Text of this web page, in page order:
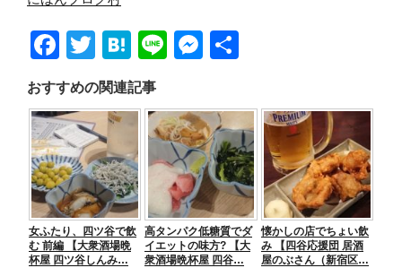
F
a
c
e
b
o
o
k
T
wi
tt
er
H
at
e
n
a
Li
e
M
ss
e
n
g
er
おすすめの関連記事
女ふたり、四ツ谷で飲
む 前編 【大衆酒場晩
杯屋 四ツ谷しんみ…
高タンパク低糖質でダ
イエットの味方? 【大
衆酒場晩杯屋 四谷…
懐かしの店でちょい飲
み 【四谷応援団 居酒
屋のぶさん（新宿区…